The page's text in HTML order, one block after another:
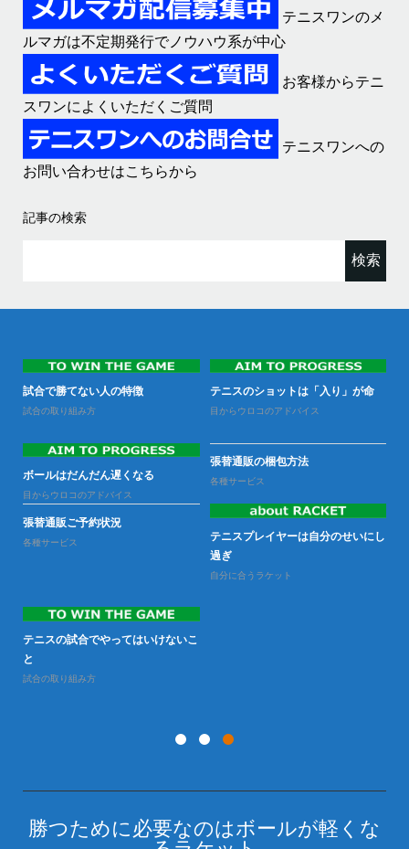
テニスワンのメ
ルマガは不定期発行でノウハウ系が中心
お客様からテニ
スワンによくいただくご質問
テニスワンへの
お問い合わせはこちらから
記事の検索
試合で勝てない人の特徴
試合の取り組み方
テニスのショットは「入り」が命
目からウロコのアドバイス
ボールはだんだん遅くなる
目からウロコのアドバイス
張替通販の梱包方法
各種サービス
張替通販ご予約状況
各種サービス
テニスプレイヤーは自分のせいにし
過ぎ
自分に合うラケット
テニスの試合でやってはいけないこ
と
試合の取り組み方
勝つために必要なのはボールが軽くな